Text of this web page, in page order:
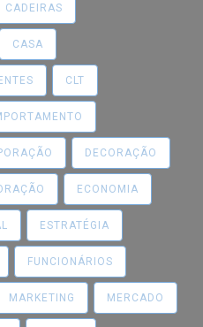
CADEIRAS
CASA
CLT
DECORAÇÃO
ECONOMIA
ESTRATÉGIA
FUNCIONÁRIOS
MARKETING MERCADO